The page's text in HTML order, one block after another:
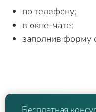
по телефону;
в окне-чате;
заполнив форму
Бесплатная